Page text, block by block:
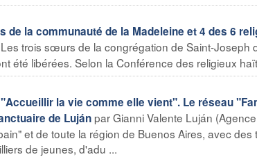
de la communauté de la Madeleine et 4 des 6
trois sœurs de la congrégation de Saint-Joseph
été libérées. Selon la Conférence des religieux
"Accueillir la vie comme elle vient". Le réseau
de Lujánpar Gianni Valente Luján
et de toute la région de Buenos Aires, avec des
de jeunes, d'adu ...